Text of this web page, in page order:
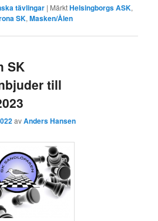
tävlingar | MärktHelsingborgs ASK,
SK,Masken/Ålen
SK
till
avAnders Hansen